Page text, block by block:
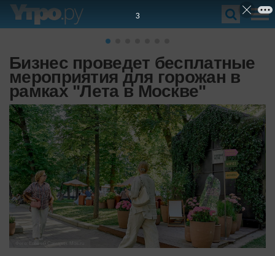
Бизнес проведет бесплатные
мероприятия для горожан в
рамках "Лета в Москве"
Фото: Евгений Самарин. Mos.ru
1